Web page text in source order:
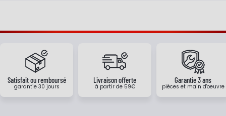
Satisfait ou remboursé
garantie 30 jours
Livraison offerte
à partir de 59€
Garantie 3 ans
pièces et main d'oeuvre